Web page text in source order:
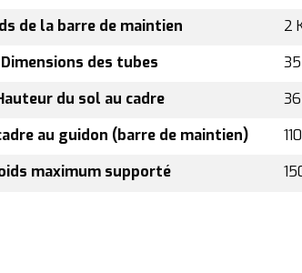
de la barre de maintien
2
Dimensions des tubes
du sol au cadre
au guidon (barre de maintien)
maximum supporté